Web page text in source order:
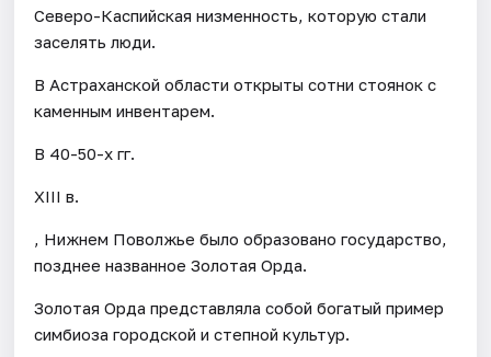
Северо-Каспийская низменность, которую стали
заселять люди.
В Астраханской области открыты сотни стоянок с
каменным инвентарем.
В 40-50-х гг.
XIII в.
, Нижнем Поволжье было образовано государство,
позднее названное Золотая Орда.
Золотая Орда представляла собой богатый пример
симбиоза городской и степной культур.